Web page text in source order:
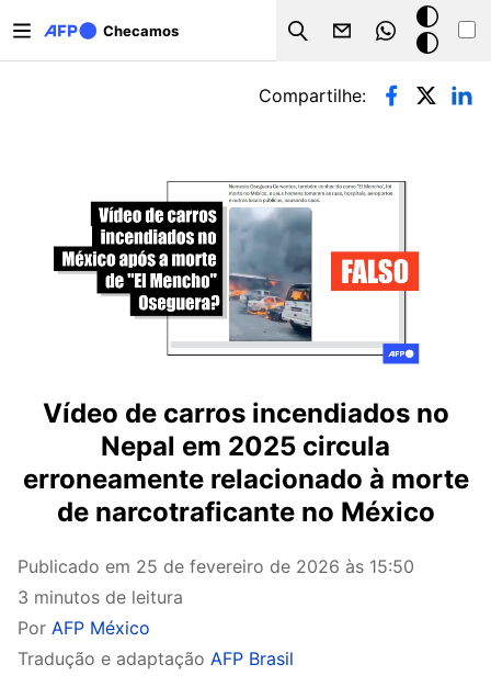
Checamos
Search
Modo
escuro
Abas primárias
Compartilhe:
Vídeo de carros incendiados no
Nepal em 2025 circula
erroneamente relacionado à morte
de narcotraficante no México
Publicado em 25 de fevereiro de 2026 às 15:50
3 minutos de leitura
Por AFP México
Tradução e adaptação AFP Brasil